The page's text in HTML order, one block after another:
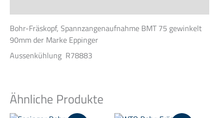
Bohr-Fräskopf, Spannzangenaufnahme BMT 75 gewinkelt
90mm der Marke Eppinger
Aussenkühlung R78883
Ähnliche Produkte